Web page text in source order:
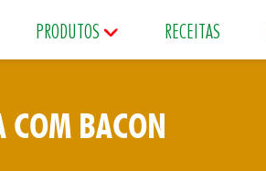
PRODUTOS RECEITAS
COM BACON